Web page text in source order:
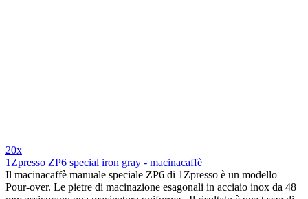
20x
1Zpresso ZP6 special iron gray - macinacaffè
Il macinacaffè manuale speciale ZP6 di 1Zpresso è un modello
Pour-over. Le pietre di macinazione esagonali in acciaio inox da 48